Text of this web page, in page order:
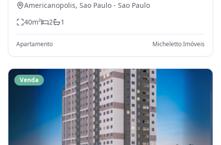
Americanopolis, Sao Paulo - Sao Paulo
40m² 2 1
Apartamento Micheletto Imóveis
Venda